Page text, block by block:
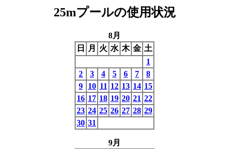
25mプールの使用状況
8月
日
月 火 水 木 金 土
1
2
3 4 5 6 7
8
9
10 11 12 13 14 15
16 17 18 19 20 21 22
23 24 25 26 27 28 29
30 31
9月